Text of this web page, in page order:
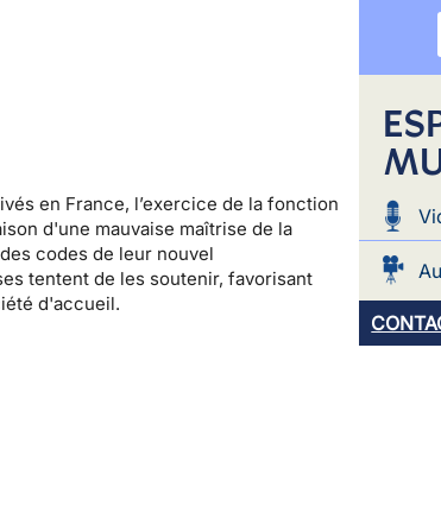
en France, l’exercice de la fonction
d'une mauvaise maîtrise de la
codes de leur nouvel
tentent de les soutenir,favorisant
d'accueil.